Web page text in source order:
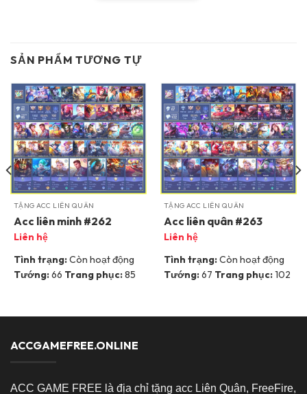
SẢN PHẨM TƯƠNG TỰ
TẶNG ACC LIÊN QUÂN
Acc liên minh #262
Liên hệ
Tình trạng:Còn hoạt động
Tướng:66 Trang phục:85
TẶNG ACC LIÊN QUÂN
Acc liên quân #263
Liên hệ
Tình trạng:Còn hoạt động
Tướng:67 Trang phục:102
ACCGAMEFREE.ONLINE
ACC GAME FREE là địa chỉ tặng acc Liên Quân, FreeFire,